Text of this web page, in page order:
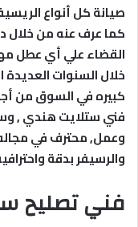
صيانة كل أنواع
كما عرف عنه من خلال
القضاء علي أي عطل
خلال السنوات
كبيره في السوق من
فني ستلايت هندي ,
وعمل, محترف في
والرسيفر بدقة
فني تصليح